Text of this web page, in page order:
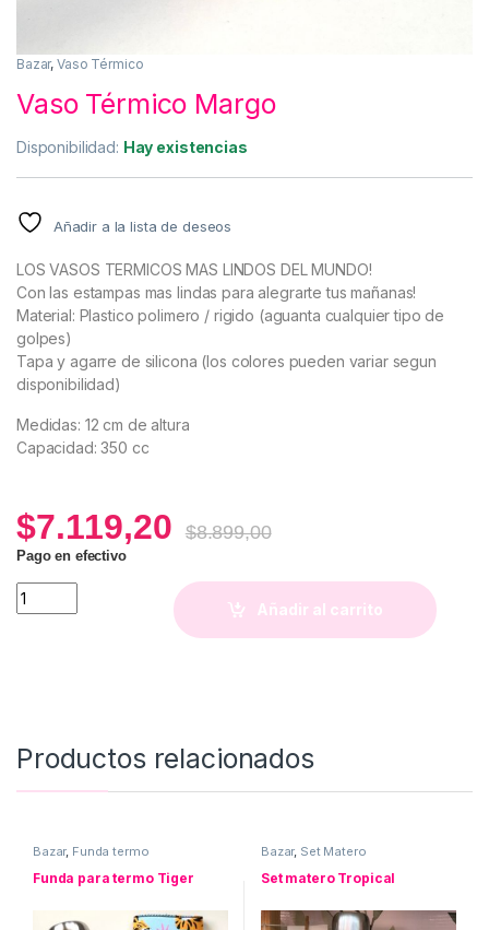
Bazar,Vaso Térmico
Vaso Térmico Margo
Disponibilidad: Hay existencias
Añadir a la lista de deseos
LOS VASOS TERMICOS MAS LINDOS DEL MUNDO!
Con las estampas mas lindas para alegrarte tus mañanas!
Material: Plastico polimero / rigido (aguanta cualquier tipo de
golpes)
Tapa y agarre de silicona (los colores pueden variar segun
disponibilidad)
Medidas: 12 cm de altura
Capacidad: 350 cc
$7.119,20 $8.899,00
Pago en efectivo
Vaso Térmico Margo quantity
Añadir al carrito
Productos relacionados
Bazar, Funda termo
Funda para termo Tiger
Bazar, Set Matero
Set matero Tropical